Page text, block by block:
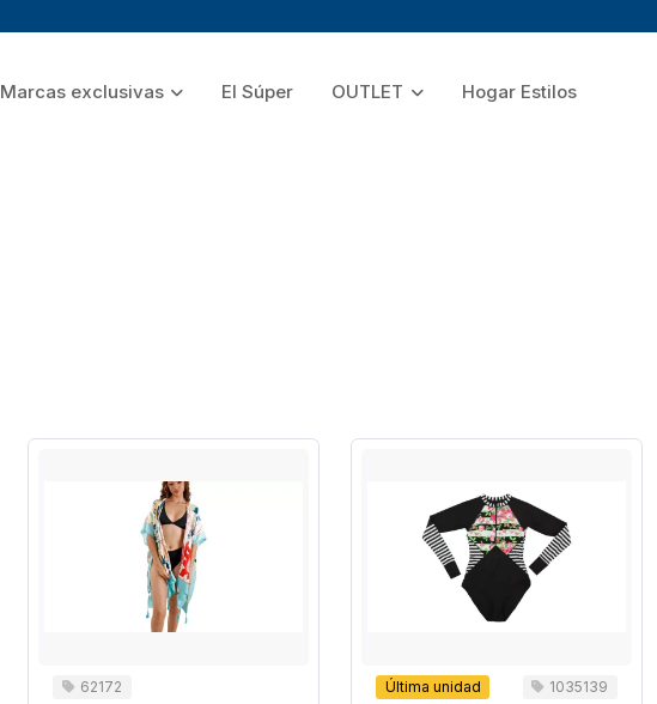
Marcas exclusivas El Súper OUTLET Hogar Estilos
62172 Última unidad 1035139